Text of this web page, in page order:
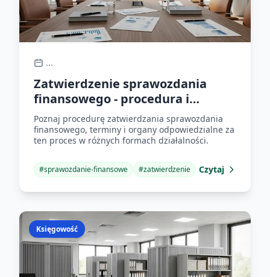
...
Zatwierdzenie sprawozdania
finansowego - procedura i
terminy
Poznaj procedurę zatwierdzania sprawozdania
finansowego, terminy i organy odpowiedzialne za
ten proces w różnych formach działalności.
#sprawozdanie-finansowe #zatwierdzenie Czytaj
Księgowość